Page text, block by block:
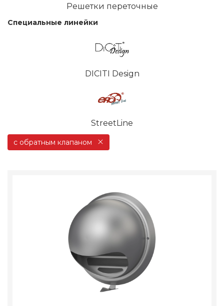
Решетки переточные
Специальные линейки
DICITI Design
StreetLine
с обратным клапаном